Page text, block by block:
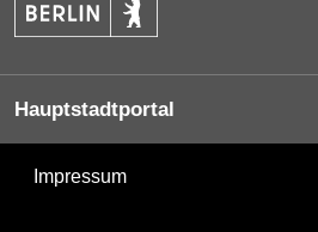
Hauptstadtportal
Impressum